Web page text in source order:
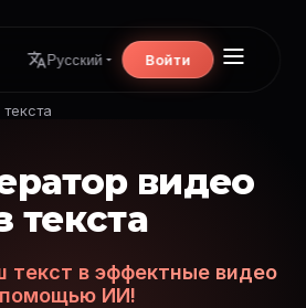
Русский Войти
видео
текста
текст в эффектные видео
ИИ!